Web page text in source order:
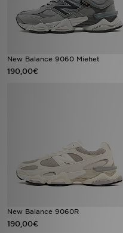
New Balance 9060 Miehet
190,00€
New Balance 9060R
190,00€